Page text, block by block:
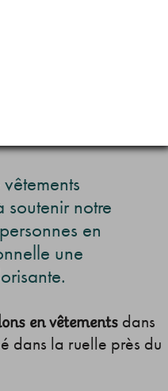
soutenir notre
en
une
en vêtements dans
dans la ruelle près du